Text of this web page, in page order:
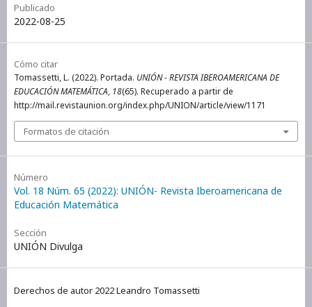
Publicado
2022-08-25
Cómo citar
Tomassetti, L. (2022). Portada. UNIÓN - REVISTA IBEROAMERICANA DE
EDUCACIÓN MATEMÁTICA, 18(65). Recuperado a partir de
http://mail.revistaunion.org/index.php/UNION/article/view/1171
Formatos de citación
Número
Vol. 18 Núm. 65 (2022): UNIÓN- Revista Iberoamericana de
Educación Matemática
Sección
UNIÓN Divulga
Derechos de autor 2022 Leandro Tomassetti